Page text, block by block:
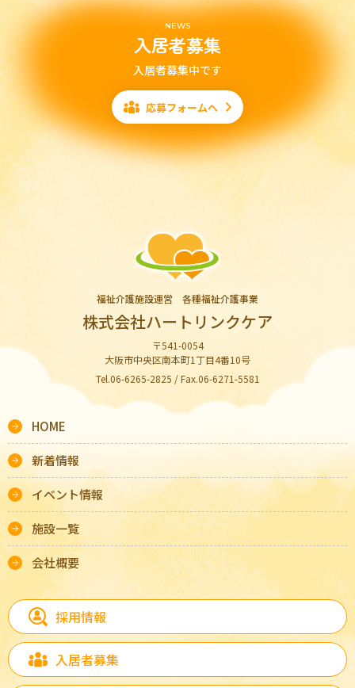
NEWS
入居者募集
入居者募集中です
応募フォームへ
福祉介護施設運営 各種福祉介護事業
株式会社ハートリンクケア
〒541-0054
大阪市中央区南本町1丁目4番10号
Tel.06-6265-2825 / Fax.06-6271-5581
HOME
新着情報
イベント情報
施設一覧
会社概要
採用情報
入居者募集